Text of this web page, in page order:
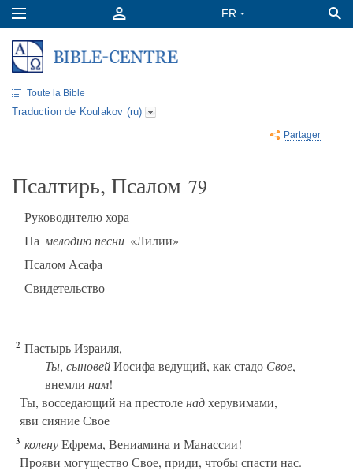
Toute la Bible
Traduction de Koulakov (ru)
Partager
Псалтирь, Псалом 79
Руководителю хора
На мелодию песни «Лилии»
Псалом Асафа
Свидетельство
2 Пастырь Израиля,
Ты, сыновейИосифа ведущий, как стадо Свое,
внемли нам!
Ты, восседающий на престоленадхерувимами,
яви сияние Свое
3 коленуЕфрема, Вениамина и Манассии!
Прояви могущество Свое, приди, чтобы спасти нас.